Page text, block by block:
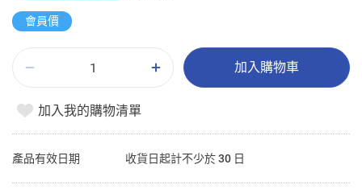
會員價
加入購物車
加入我的購物清單
產品有效日期 收貨日起計不少於 30 日